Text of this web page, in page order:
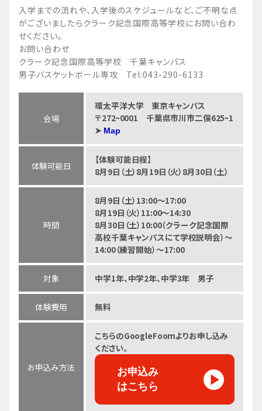
入学までの流れや、入学後のスケジュールなど、ご不明な点
がございましたらクラーク記念国際高等学校にお問い合わ
せください。
お問い合わせ
クラーク記念国際高等学校 千葉キャンパス
男子バスケットボール専攻 Tel:043-290-6133
会場
環太平洋大学 東京キャンパス
〒272ｰ0001 千葉県市川市二俣625ｰ1
➤ Map
体験可能日
【体験可能日程】
8月9日（土）8月19日（火）8月30日（土）
時間
8月9日（土）13:00～17:00
8月19日（火）11:00～14:30
8月30日（土）10:00（クラーク記念国際
高校千葉キャンパスにて学校説明会）～
14:00（練習開始）～17:00
対象 中学1年、中学2年、中学3年 男子
体験費用 無料
お申込み方法
こちらのGoogleFoomよりお申し込み
ください。
お申込み
はこちら